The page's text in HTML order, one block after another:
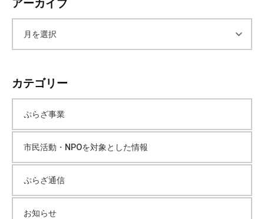
アーカイブ
カ
イ
ブ
カテゴリー
ぷらざ事業
市民活動・NPOを対象とした情報
ぷらざ通信
お知らせ